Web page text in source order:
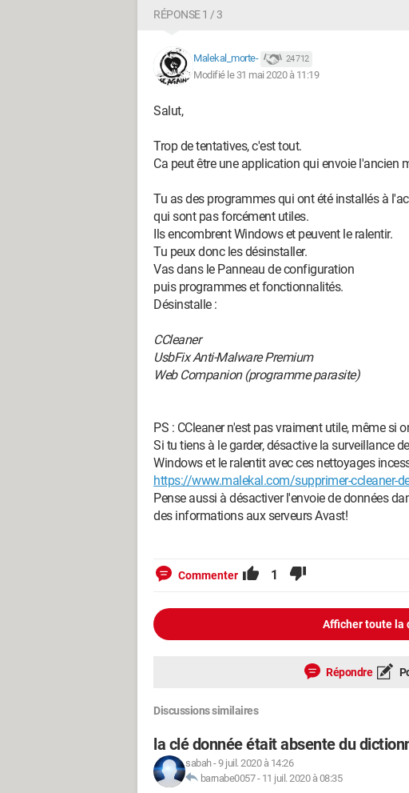
https://pjjoint.malekal.com/
Merci d'avance pour votre aide
Marvi1
RÉPONSE 1 / 3
Malekal_morte- 24 712
Modifié le 31 mai 2020 à 11:19
Salut,
Trop de tentatives, c'est tout.
Ca peut être une application qui envoie l'ancien
Tu as des programmes qui ont été installés à
qui sont pas forcément utiles.
Ils encombrent Windows et peuvent le ralentir.
Tu peux donc les désinstaller.
Vas dans le Panneau de configuration
puis programmes et fonctionnalités.
Désinstalle :
CCleaner
UsbFix Anti-Malware Premium
Web Companion (programme parasite)
PS : CCleaner n'est pas vraiment utile, même si
Si tu tiens à le garder, désactive la surveillance
Windows et le ralentit avec ces nettoyages
https://www.malekal.com/supprimer-ccleaner-
Pense aussi à désactiver l'envoie de données
des informations aux serveurs Avast!
Commenter 1
Afficher toute la
Répondre
Discussions similaires
la clé donnée était absente du
sabah-9 juil. 2020 à 14:26
barnabe0057- 11 juil. 2020 à 08:35